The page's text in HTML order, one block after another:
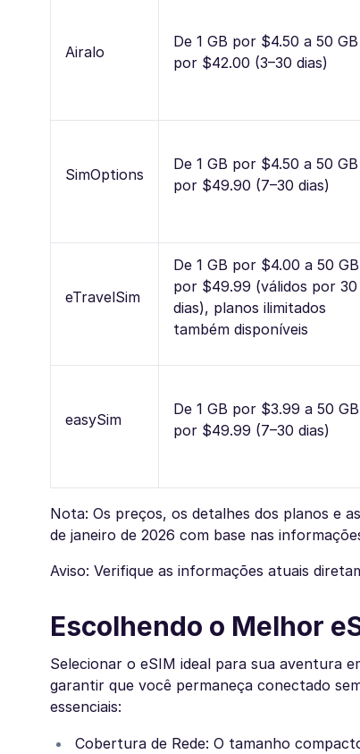
Airalo
De 1 GB por $4.50 a 50 GB
por $42.00 (3–30 dias)
SimOptions
De 1 GB por $4.50 a 50 GB
por $49.90 (7–30 dias)
eTravelSim
De 1 GB por $4.00 a 50 GB
por $49.99 (válidos por 30
dias), planos ilimitados
também disponíveis
easySim
De 1 GB por $3.99 a 50 GB
por $49.99 (7–30 dias)
Nota: Os preços, os detalhes dos planos e
de janeiro de 2026 com base nas
Aviso: Verifique as informações atuais
Escolhendo o Melhor
Selecionar o eSIM ideal para sua aventura
garantir que você permaneça conectado
essenciais:
Cobertura de Rede: O tamanho